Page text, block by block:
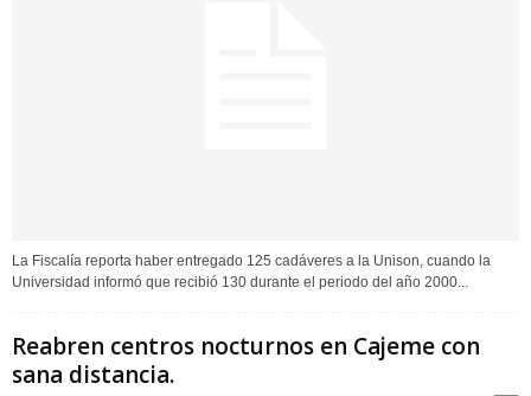
La Fiscalía reporta haber entregado 125 cadáveres a la Unison, cuando la
Universidad informó que recibió 130 durante el periodo del año 2000...
Reabren centros nocturnos en Cajeme con
sana distancia.